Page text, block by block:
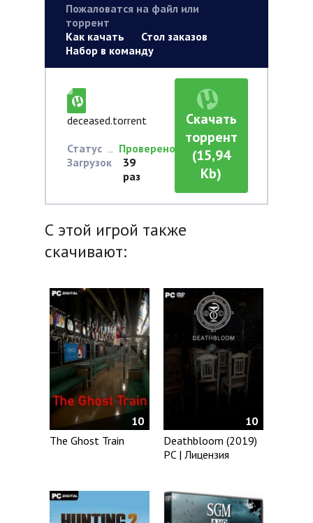
Пожаловатся на файл или
торрент
Как качать
Стол заказов
Набор в команду
deceased.torrent
Статус
Проверено
Загрузок
39
раз
Скачать
торрент
(15,94
Kb)
С этой игрой также
скачивают:
10
The Ghost Train
10
Deathbloom (2019)
PC | Лицензия